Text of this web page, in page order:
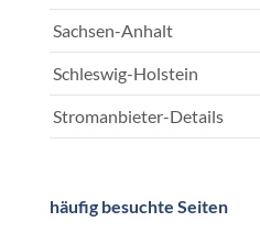
Sachsen-Anhalt
Schleswig-Holstein
Stromanbieter-Details
häufig besuchte Seiten